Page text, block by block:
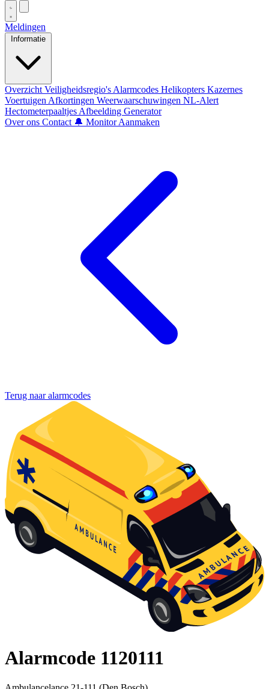
Meldingen
Informatie
Overzicht Veiligheidsregio's Alarmcodes Helikopters Kazernes
Voertuigen Afkortingen Weerwaarschuwingen NL-Alert
Hectometerpaaltjes Afbeelding Generator
Over ons Contact 🔔 Monitor Aanmaken
Terug naar alarmcodes
Alarmcode 1120111